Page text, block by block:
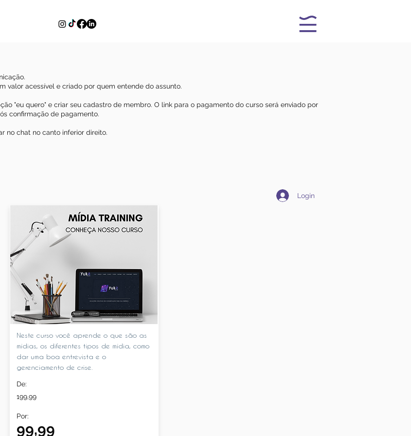
valor acessível e criado por quem entende do assunto.
"eu quero" e criar seu cadastro de membro. O link para o pagamento do curso será enviado por
confirmação de pagamento.
no chat no canto inferior direito.
Login
Neste curso você aprende o que são as
mídias, os diferentes tipos de mídia, como
dar uma boa entrevista e o
gerenciamento de crise.
De:
199,99
Por:
99,99